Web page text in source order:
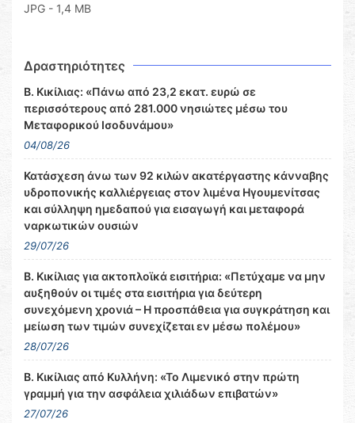
JPG - 1,4 MB
Δραστηριότητες
Β. Κικίλιας: «Πάνω από 23,2 εκατ. ευρώ σε
περισσότερους από 281.000 νησιώτες μέσω του
Μεταφορικού Ισοδυνάμου»
04/08/26
Κατάσχεση άνω των 92 κιλών ακατέργαστης κάνναβης
υδροπονικής καλλιέργειας στον λιμένα Ηγουμενίτσας
και σύλληψη ημεδαπού για εισαγωγή και μεταφορά
ναρκωτικών ουσιών
29/07/26
Β. Κικίλιας για ακτοπλοϊκά εισιτήρια: «Πετύχαμε να μην
αυξηθούν οι τιμές στα εισιτήρια για δεύτερη
συνεχόμενη χρονιά – Η προσπάθεια για συγκράτηση και
μείωση των τιμών συνεχίζεται εν μέσω πολέμου»
28/07/26
Β. Κικίλιας από Κυλλήνη: «Το Λιμενικό στην πρώτη
γραμμή για την ασφάλεια χιλιάδων επιβατών»
27/07/26